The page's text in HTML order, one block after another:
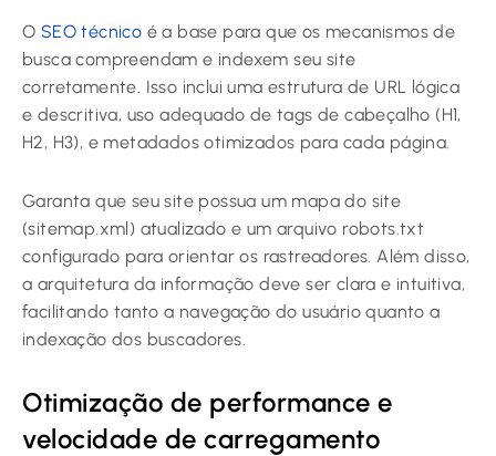
O SEO técnico é a base para que os mecanismos de
busca compreendam e indexem seu site
corretamente. Isso inclui uma estrutura de URL lógica
e descritiva, uso adequado de tags de cabeçalho (H1,
H2, H3), e metadados otimizados para cada página.
Garanta que seu site possua um mapa do site
(sitemap.xml) atualizado e um arquivo robots.txt
configurado para orientar os rastreadores. Além disso,
a arquitetura da informação deve ser clara e intuitiva,
facilitando tanto a navegação do usuário quanto a
indexação dos buscadores.
Otimização de performance e
velocidade de carregamento